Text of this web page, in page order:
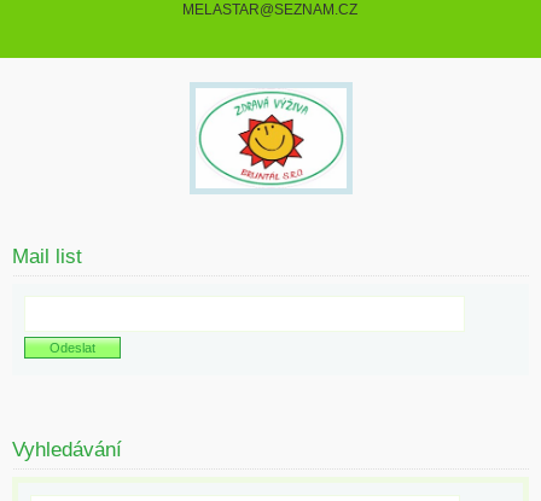
MELASTAR@SEZNAM.CZ
Mail list
Vyhledávání